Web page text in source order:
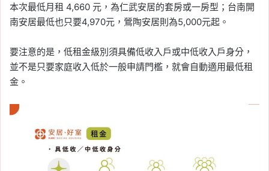
本次最低月租 4,660 元，為仁武安居的套房或一房型；台南開
南安居最低也只要4,970元，鶯陶安居則為5,000元起。
要注意的是，低租金級別須具備低收入戶或中低收入戶身分，
並不是只要家庭收入低於一般申請門檻，就會自動適用最低租
金。